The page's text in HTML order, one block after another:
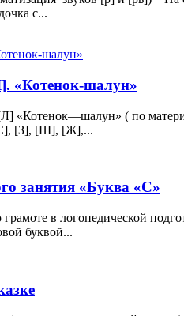
с...
«Котенок-шалун»
«Котенок—шалун» ( по
[З], [Ш], [Ж],...
занятия «Буква «С»
в логопедической
буквой...